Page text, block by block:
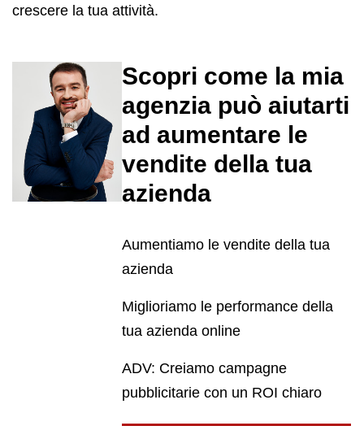
crescere la tua attività.
Scopri come la mia
agenzia può aiutarti
ad aumentare le
vendite della tua
azienda
Aumentiamo le vendite della tua
azienda
Miglioriamo le performance della
tua azienda online
ADV: Creiamo campagne
pubblicitarie con un ROI chiaro